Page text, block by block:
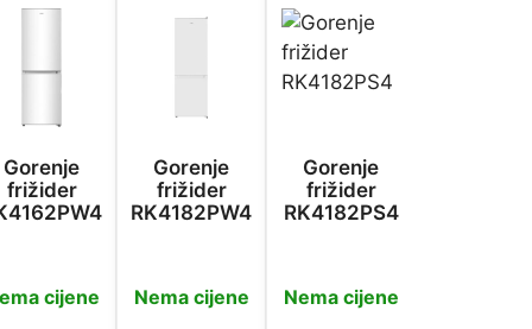
Gorenje
frižider
cijene
Gorenje
frižider
RK4182PW4
Nema cijene
Gorenje
frižider
RK4182PS4
Nema cijene